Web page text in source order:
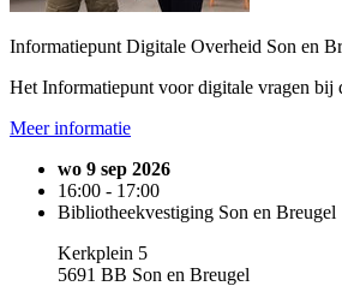
Informatiepunt Digitale Overheid Son en
Het Informatiepunt voor digitale vragen bij
Meer informatie
wo 9 sep 2026
16:00 - 17:00
Bibliotheekvestiging Son en Breugel
Kerkplein 5
5691 BB Son en Breugel